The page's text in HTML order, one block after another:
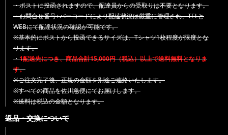
・ポストに投函されますので、配達員からの受取りは不要となります。
・お問合せ番号+バーコードにより配達状況は厳重に管理され、TELと
WEBにて配達状況の確認が可能です。
※基本的にポストから投函できるサイズは、Tシャツ1枚程度が限度とな
ります。
・1配送先につき、商品合計15,000円（税込）以上で送料無料となりま
す。
※ご注文完了後、正規の金額を別途ご連絡いたします。
※すべての商品を佐川急便にてお届けします。
※送料は税込の金額となります。
返品・交換について